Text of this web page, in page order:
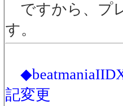
ですから、プ
す。
記変更